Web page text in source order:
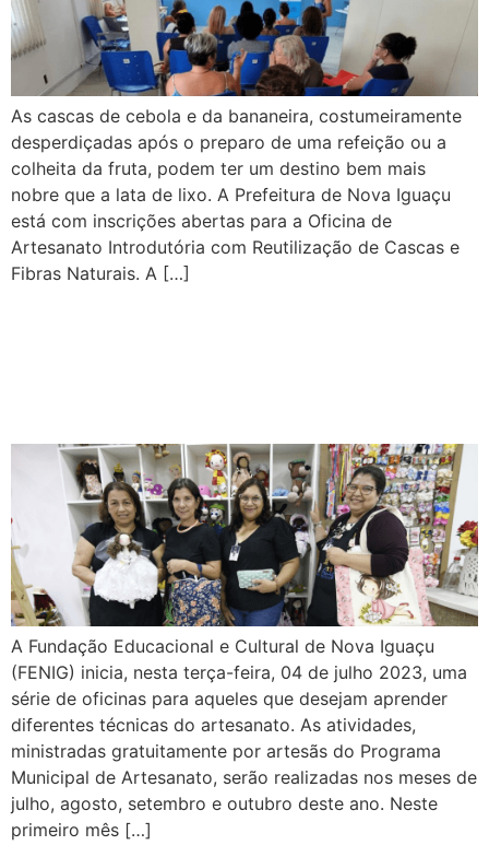
As cascas de cebola e da bananeira, costumeiramente
desperdiçadas após o preparo de uma refeição ou a
colheita da fruta, podem ter um destino bem mais
nobre que a lata de lixo. A Prefeitura de Nova Iguaçu
está com inscrições abertas para a Oficina de
Artesanato Introdutória com Reutilização de Cascas e
Fibras Naturais. A […]
A Fundação Educacional e Cultural de Nova Iguaçu
(FENIG) inicia, nesta terça-feira, 04 de julho 2023, uma
série de oficinas para aqueles que desejam aprender
diferentes técnicas do artesanato. As atividades,
ministradas gratuitamente por artesãs do Programa
Municipal de Artesanato, serão realizadas nos meses de
julho, agosto, setembro e outubro deste ano. Neste
primeiro mês […]